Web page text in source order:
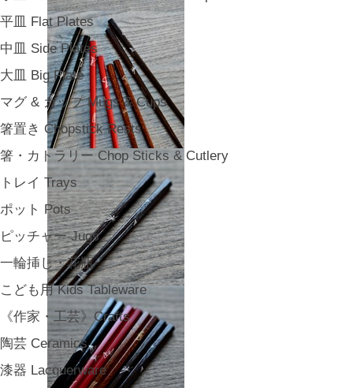
平皿 Flat Plates
中皿 Side Plates
大皿 Big Plate
マグ & カップ Mugs & Cups
箸置き Chopstick Rests
箸・カトラリー Chop Sticks & Cutlery
トレイ Trays
ポット Pots
ピッチャー Jugs
一輪挿し・花瓶
こども用 Kids Tableware
《作家・工芸》Crafts
陶芸 Ceramics
漆器 Lacquerware